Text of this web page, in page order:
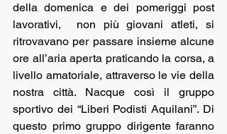
della domenica e dei pomeriggi post
lavorativi,  non più giovani atleti, si
ritrovavano per passare insieme alcune
ore all’aria aperta praticando la corsa, a
livello amatoriale, attraverso le vie della
nostra città. Nacque così il gruppo
sportivo dei “Liberi Podisti Aquilani”. Di
questo primo gruppo dirigente faranno